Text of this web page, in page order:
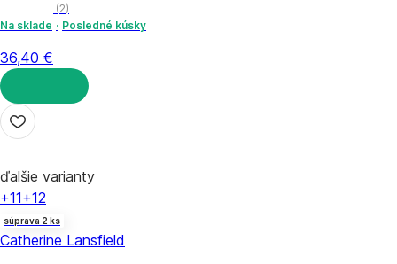
(2)
Na sklade
Posledné kúsky
36,40 €
DO KOŠÍKA
ďalšie varianty
+11+12
súprava 2 ks
Catherine Lansfield